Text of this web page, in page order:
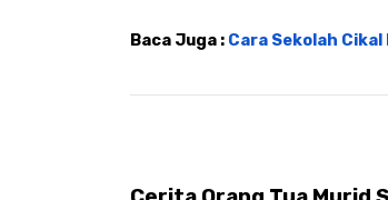
Baca Juga : Cara Sekolah